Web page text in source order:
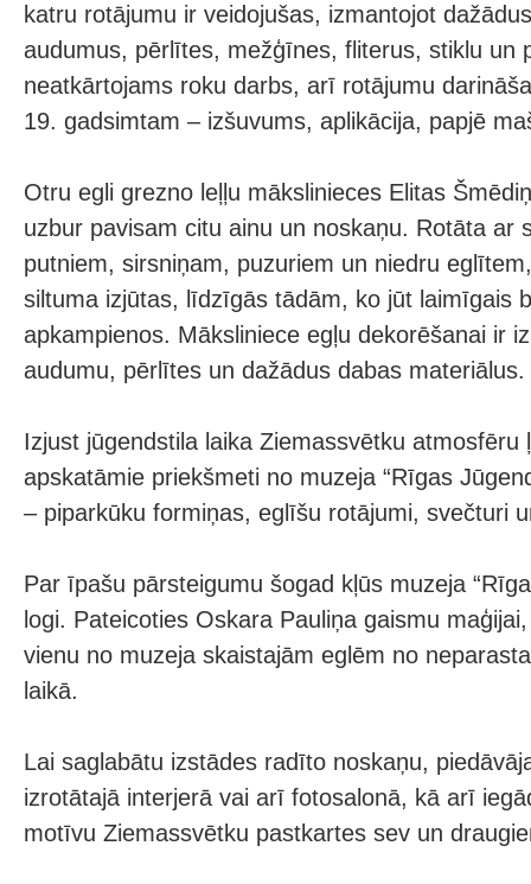
katru rotājumu ir veidojušas, izmantojot
audumus, pērlītes, mežģīnes, fliterus, stiklu un
neatkārtojams roku darbs, arī rotājumu
19. gadsimtam – izšuvums, aplikācija, papjē
Otru egli grezno leļļu mākslinieces Elitas
uzbur pavisam citu ainu un noskaņu. Rotāta ar
putniem, sirsniņam, puzuriem un niedru
siltuma izjūtas, līdzīgās tādām, ko jūt laimīgais
apkampienos. Māksliniece egļu dekorēšanai ir
audumu, pērlītes un dažādus dabas materiālus.
Izjust jūgendstila laika Ziemassvētku atmosfēru
apskatāmie priekšmeti no muzeja “Rīgas
– piparkūku formiņas, eglīšu rotājumi, svečturi
Par īpašu pārsteigumu šogad kļūs muzeja
logi. Pateicoties Oskara Pauliņa gaismu
vienu no muzeja skaistajām eglēm no
laikā.
Lai saglabātu izstādes radīto noskaņu,
izrotātajā interjerā vai arī fotosalonā, kā arī
motīvu Ziemassvētku pastkartes sev un